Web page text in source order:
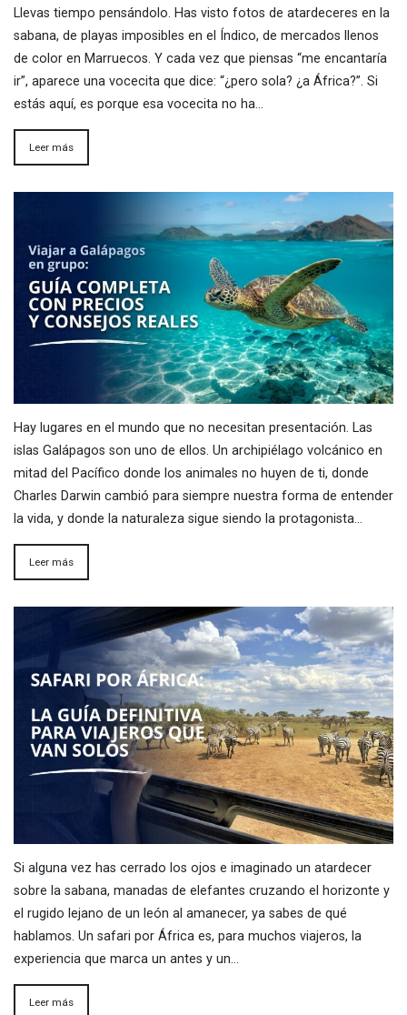
Llevas tiempo pensándolo. Has visto fotos de atardeceres en la
sabana, de playas imposibles en el Índico, de mercados llenos
de color en Marruecos. Y cada vez que piensas “me encantaría
ir”, aparece una vocecita que dice: “¿pero sola? ¿a África?”. Si
estás aquí, es porque esa vocecita no ha…
Leer más
Hay lugares en el mundo que no necesitan presentación. Las
islas Galápagos son uno de ellos. Un archipiélago volcánico en
mitad del Pacífico donde los animales no huyen de ti, donde
Charles Darwin cambió para siempre nuestra forma de entender
la vida, y donde la naturaleza sigue siendo la protagonista…
Leer más
Si alguna vez has cerrado los ojos e imaginado un atardecer
sobre la sabana, manadas de elefantes cruzando el horizonte y
el rugido lejano de un león al amanecer, ya sabes de qué
hablamos. Un safari por África es, para muchos viajeros, la
experiencia que marca un antes y un…
Leer más